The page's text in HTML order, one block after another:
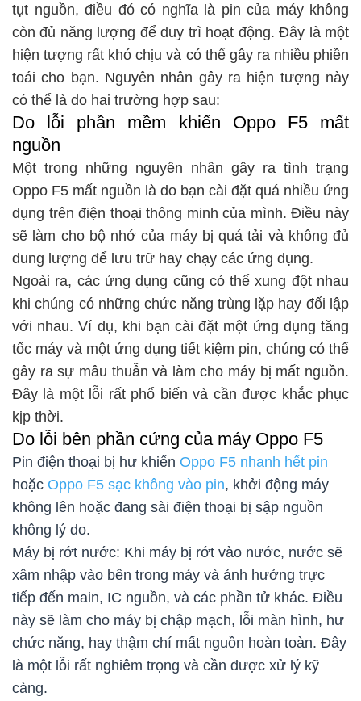
tụt nguồn, điều đó có nghĩa là pin của máy không
còn đủ năng lượng để duy trì hoạt động. Đây là một
hiện tượng rất khó chịu và có thể gây ra nhiều phiền
toái cho bạn. Nguyên nhân gây ra hiện tượng này
có thể là do hai trường hợp sau:
Do lỗi phần mềm khiến Oppo F5 mất
nguồn
Một trong những nguyên nhân gây ra tình trạng
Oppo F5 mất nguồn là do bạn cài đặt quá nhiều ứng
dụng trên điện thoại thông minh của mình. Điều này
sẽ làm cho bộ nhớ của máy bị quá tải và không đủ
dung lượng để lưu trữ hay chạy các ứng dụng.
Ngoài ra, các ứng dụng cũng có thể xung đột nhau
khi chúng có những chức năng trùng lặp hay đối lập
với nhau. Ví dụ, khi bạn cài đặt một ứng dụng tăng
tốc máy và một ứng dụng tiết kiệm pin, chúng có thể
gây ra sự mâu thuẫn và làm cho máy bị mất nguồn.
Đây là một lỗi rất phổ biến và cần được khắc phục
kịp thời.
Do lỗi bên phần cứng của máy Oppo F5
Pin điện thoại bị hư khiến Oppo F5 nhanh hết pin
hoặc Oppo F5 sạc không vào pin, khởi động máy
không lên hoặc đang sài điện thoại bị sập nguồn
không lý do.
Máy bị rớt nước: Khi máy bị rớt vào nước, nước sẽ
xâm nhập vào bên trong máy và ảnh hưởng trực
tiếp đến main, IC nguồn, và các phần tử khác. Điều
này sẽ làm cho máy bị chập mạch, lỗi màn hình, hư
chức năng, hay thậm chí mất nguồn hoàn toàn. Đây
là một lỗi rất nghiêm trọng và cần được xử lý kỹ
càng.